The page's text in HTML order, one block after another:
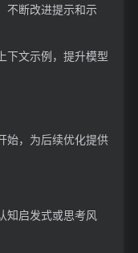
不断改进提示和示
下文示例，提升模型
始，为后续优化提供
知启发式或思考风